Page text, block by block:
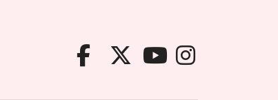
Facebook van
X van